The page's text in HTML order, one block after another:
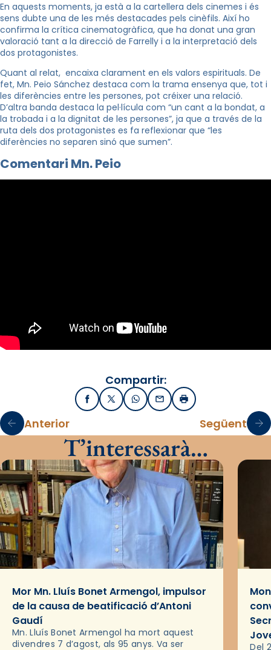
En aquests moments, ja està a la cartellera dels cinemes i és
sens dubte una de les més destacades pels cinèfils. Així ho
confirma la crítica cinematogràfica, que ha donat una gran
valoració tant a la direcció de Farrelly i a la interpretació dels
dos protagonistes.
Quant al relat, encaixa clarament en els valors espirituals. De
fet, Mn. Peio Sánchez destaca com la trama ensenya que, tot i
les diferències entre les persones, pot créixer una relació.
D’altra banda destaca la pel·lícula com “un cant a la bondat, a
la trobada i a la dignitat de les persones”, ja que a través de la
ruta dels dos protagonistes es fa reflexionar que “les
diferències no separen sinó que sumen”.
Comentari Mn. Peio
Compartir:
FacebookX / TwitterWhatsApp
EmailImprimir
Anterior Següent
T’interessarà…
Mor Mn. Lluís Bonet Armengol, impulsor
de la causa de beatificació d’Antoni
Gaudí
Mn. Lluís Bonet Armengol ha mort aquest
divendres 7 d’agost, als 95 anys. Va ser
Del